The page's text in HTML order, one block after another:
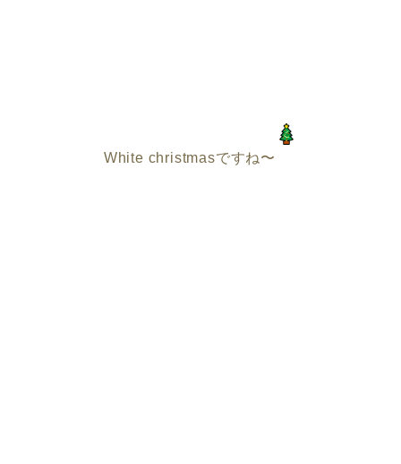
White christmasですね〜